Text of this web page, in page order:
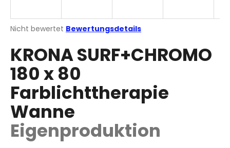
Die
Produktbewertung
ist
0,0
von
5
Sternen.
Nicht bewertet Bewertungsdetails
KRONA SURF+CHROMO
180 x 80
Farblichttherapie
Wanne
Eigenproduktion
W
r
e
m
p